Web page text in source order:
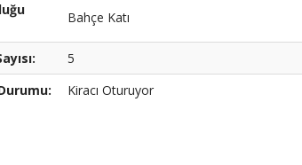
Bahçe Katı
5
Kiracı Oturuyor